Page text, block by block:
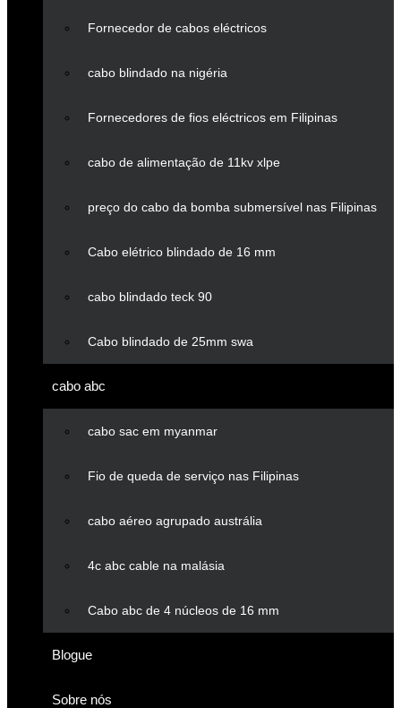
Fornecedor de cabos eléctricos
cabo blindado na nigéria
Fornecedores de fios eléctricos em Filipinas
cabo de alimentação de 11kv xlpe
preço do cabo da bomba submersível nas Filipinas
Cabo elétrico blindado de 16 mm
cabo blindado teck 90
Cabo blindado de 25mm swa
cabo abc
cabo sac em myanmar
Fio de queda de serviço nas Filipinas
cabo aéreo agrupado austrália
4c abc cable na malásia
Cabo abc de 4 núcleos de 16 mm
Blogue
Sobre nós